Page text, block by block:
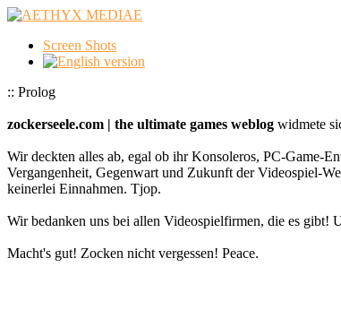
Screen Shots
:: Prolog
zockerseele.com | the ultimate games weblog widmete
Wir deckten alles ab, egal ob ihr Konsoleros, PC-Game-
Vergangenheit, Gegenwart und Zukunft der Videospiel-
keinerlei Einnahmen. Tjop.
Wir bedanken uns bei allen Videospielfirmen, die es gibt!
Macht's gut! Zocken nicht vergessen! Peace.